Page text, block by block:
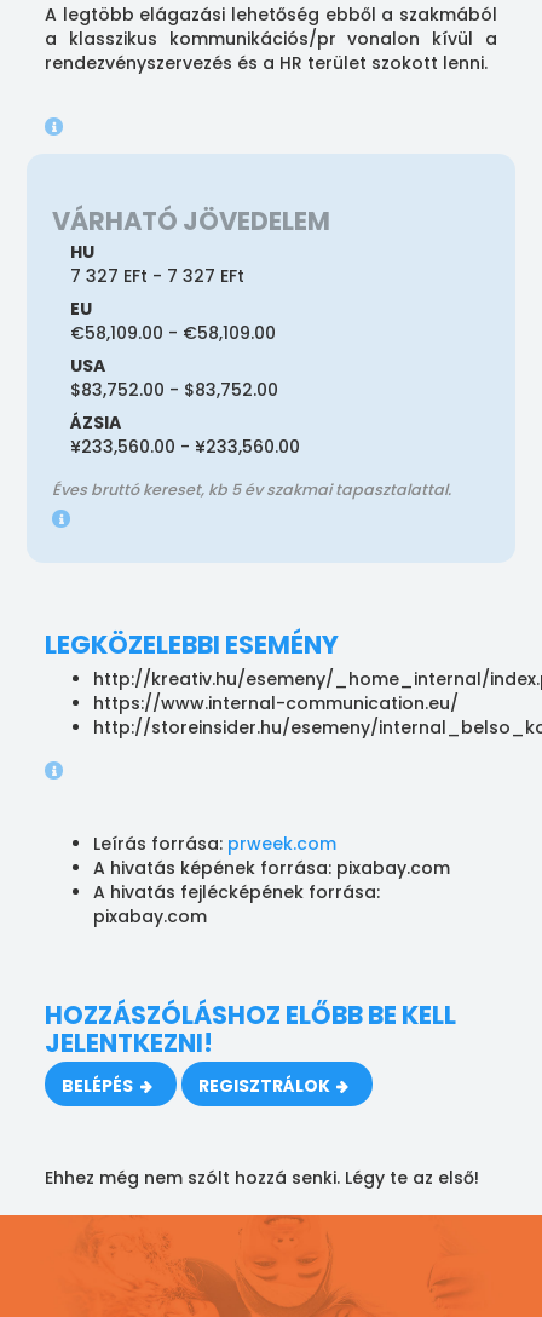
A legtöbb elágazási lehetőség ebből a szakmából
a klasszikus kommunikációs/pr vonalon kívül a
rendezvényszervezés és a HR terület szokott lenni.
VÁRHATÓ JÖVEDELEM
HU
7 327 EFt - 7 327 EFt
EU
€58,109.00 - €58,109.00
USA
$83,752.00 - $83,752.00
ÁZSIA
¥233,560.00 - ¥233,560.00
Éves bruttó kereset, kb 5 év szakmai tapasztalattal.
LEGKÖZELEBBI ESEMÉNY
http://kreativ.hu/esemeny/_home_internal/
https://www.internal-communication.eu/
http://storeinsider.hu/esemeny/
Leírás forrása: prweek.com
A hivatás képének forrása: pixabay.com
A hivatás fejlécképének forrása:
pixabay.com
HOZZÁSZÓLÁSHOZ ELŐBB BE KELL
JELENTKEZNI!
BELÉPÉS REGISZTRÁLOK
Ehhez még nem szólt hozzá senki. Légy te az első!